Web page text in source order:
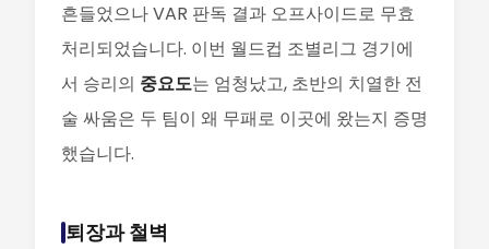
흔들었으나 VAR 판독 결과 오프사이드로 무효
처리되었습니다. 이번 월드컵 조별리그 경기에
서 승리의 중요도는 엄청났고, 초반의 치열한 전
술 싸움은 두 팀이 왜 무패로 이곳에 왔는지 증명
했습니다.
퇴장과 철벽